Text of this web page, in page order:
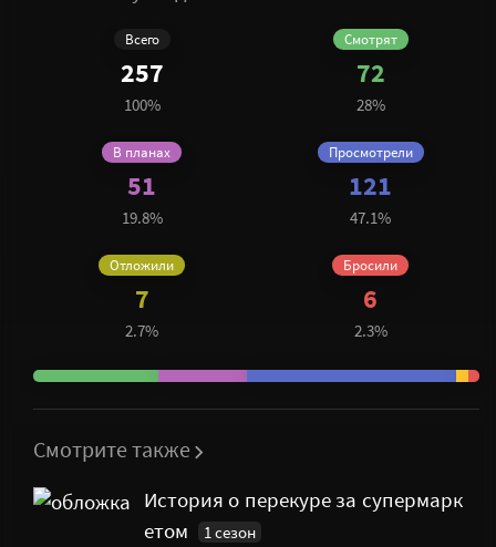
Всего
257
100%
Cмотрят
72
28%
В планах
51
19.8%
Просмотрели
121
47.1%
Отложили
7
2.7%
Бросили
6
2.3%
Смотрите также
История о перекуре за супермарк
етом
1 сезон